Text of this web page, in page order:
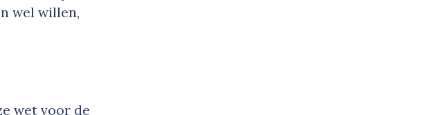
wel willen,
wet voor de